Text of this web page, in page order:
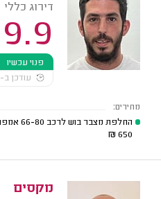
דירוג כללי
9.9
פנוי עכשיו
עודכן ב-17:20
מחירים:
החלפת מצבר בוש לרכב 66-80 אמפר עד בית הלקוח
650
₪
מקסים